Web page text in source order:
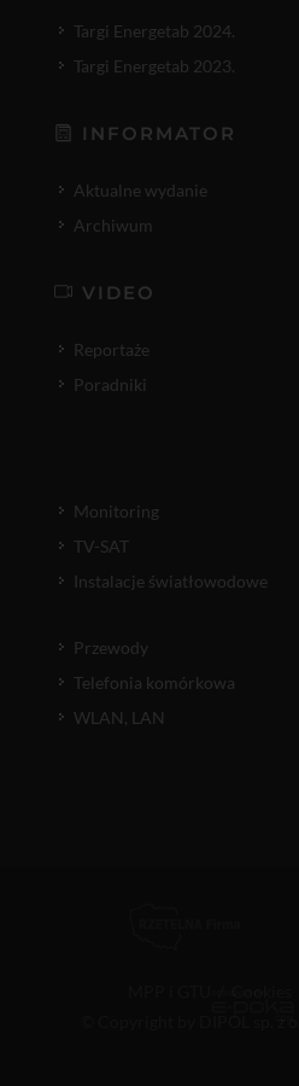
Targi Energetab 2024.
Targi Energetab 2023.
INFORMATOR
Aktualne wydanie
Archiwum
VIDEO
Reportaże
Poradniki
Monitoring
TV-SAT
Instalacje światłowodowe
Przewody
Telefonia komórkowa
WLAN, LAN